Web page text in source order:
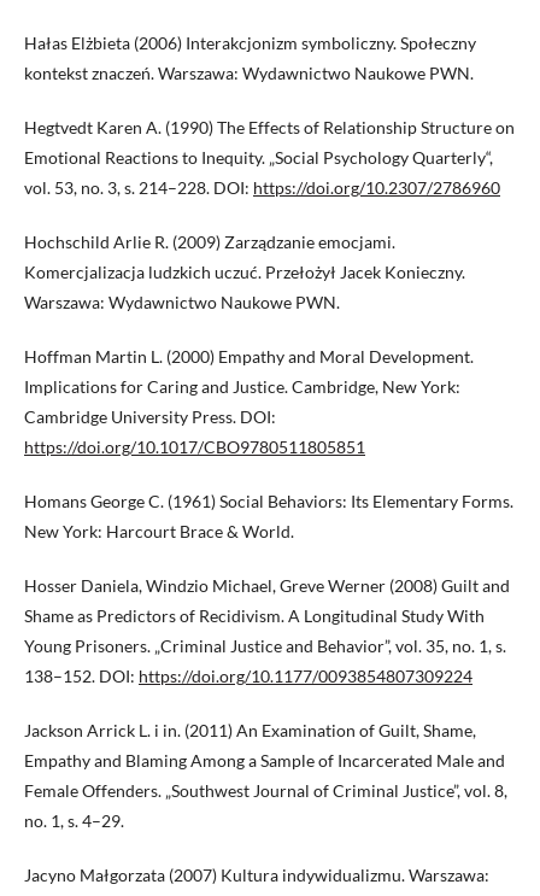
Hałas Elżbieta (2006) Interakcjonizm symboliczny. Społeczny
kontekst znaczeń. Warszawa: Wydawnictwo Naukowe PWN.
Hegtvedt Karen A. (1990) The Effects of Relationship Structure on
Emotional Reactions to Inequity. „Social Psychology Quarterly“,
vol. 53, no. 3, s. 214–228. DOI: https://doi.org/10.2307/2786960
Hochschild Arlie R. (2009) Zarządzanie emocjami.
Komercjalizacja ludzkich uczuć. Przełożył Jacek Konieczny.
Warszawa: Wydawnictwo Naukowe PWN.
Hoffman Martin L. (2000) Empathy and Moral Development.
Implications for Caring and Justice. Cambridge, New York:
Cambridge University Press. DOI:
https://doi.org/10.1017/CBO9780511805851
Homans George C. (1961) Social Behaviors: Its Elementary Forms.
New York: Harcourt Brace & World.
Hosser Daniela, Windzio Michael, Greve Werner (2008) Guilt and
Shame as Predictors of Recidivism. A Longitudinal Study With
Young Prisoners. „Criminal Justice and Behavior”, vol. 35, no. 1, s.
138–152. DOI: https://doi.org/10.1177/0093854807309224
Jackson Arrick L. i in. (2011) An Examination of Guilt, Shame,
Empathy and Blaming Among a Sample of Incarcerated Male and
Female Offenders. „Southwest Journal of Criminal Justice”, vol. 8,
no. 1, s. 4–29.
Jacyno Małgorzata (2007) Kultura indywidualizmu. Warszawa: